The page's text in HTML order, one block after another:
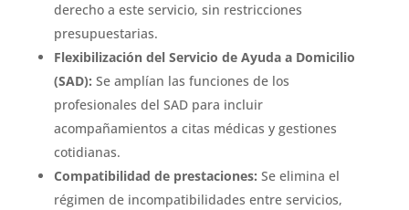
derecho a este servicio, sin restricciones
presupuestarias.
Flexibilización del Servicio de Ayuda a Domicilio
(SAD): Se amplían las funciones de los
profesionales del SAD para incluir
acompañamientos a citas médicas y gestiones
cotidianas.
Compatibilidad de prestaciones: Se elimina el
régimen de incompatibilidades entre servicios,